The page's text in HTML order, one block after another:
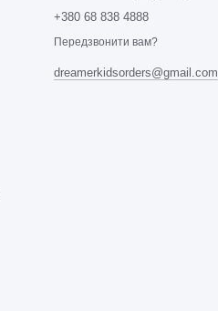
+380 68 838 4888
Передзвонити вам?
dreamerkidsorders@gmail.com